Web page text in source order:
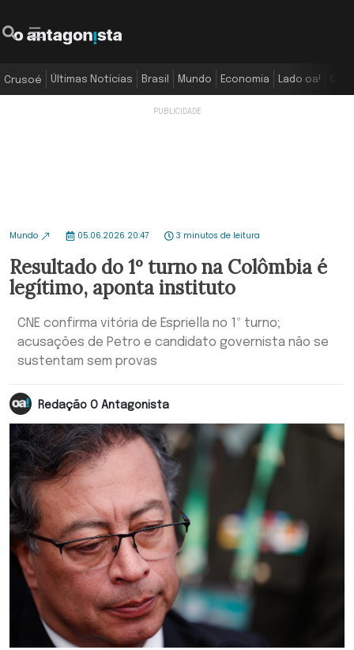
Crusoé Últimas Notícias Brasil Mundo Economia Lado oa!
Mundo 05.06.2026 20:47 3 minutos de leitura
Resultado do 1º turno na Colômbia é
legítimo, aponta instituto
CNE confirma vitória de Espriella no 1º turno;
acusações de Petro e candidato governista não se
sustentam sem provas
Redação O Antagonista